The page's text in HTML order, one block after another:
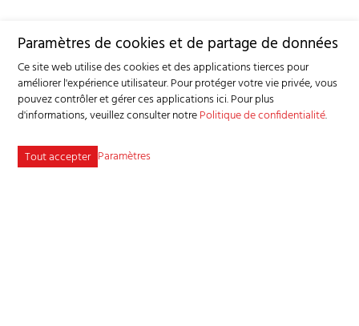
Paramètres de cookies et de partage de données
Ce site web utilise des cookies et des applications tierces pour
améliorer l'expérience utilisateur. Pour protéger votre vie privée, vous
pouvez contrôler et gérer ces applications ici.Pour plus
d'informations, veuillez consulter notrePolitique de confidentialité.
Tout accepter Paramètres